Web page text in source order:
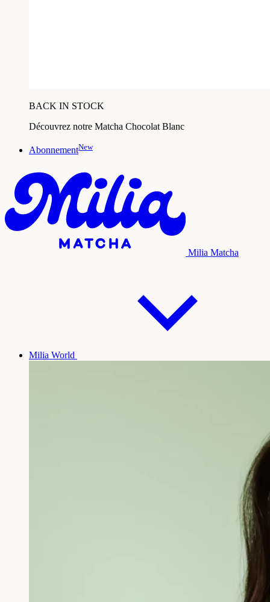
BACK IN STOCK
Découvrez notre Matcha Chocolat Blanc
AbonnementNew
Milia Matcha
Milia World